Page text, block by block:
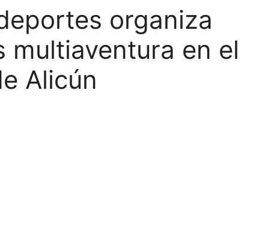
organiza
multiaventura en el
Alicún